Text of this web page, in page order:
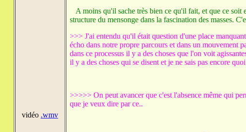
vidéo .wmv
A moins qu'il sache très bien ce qu'il fait, et que ce soit
structure du mensonge dans la fascination des masses.
>>> J'ai entendu qu'il était question d'une place
écho dans notre propre parcours et dans un mouvement
dans ce processus il y a des choses que l'on voit
il y a des choses qui se disent et je ne sais pas encore
>>>>> On peut avancer que c'est l'absence même qui
que je veux dire par ce..